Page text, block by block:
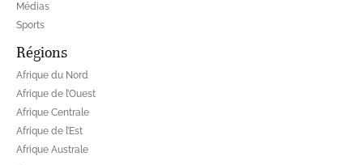
Médias
Sports
Régions
Afrique du Nord
Afrique de l’Ouest
Afrique Centrale
Afrique de l’Est
Afrique Australe